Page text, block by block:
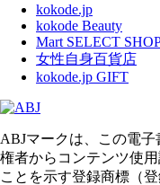
kokode.jp
kokode Beauty
Mart SELECT
女性自身百貨店
kokode.jp GIFT
ABJマークは、この電
権者からコンテンツ使
ことを示す登録商標（登